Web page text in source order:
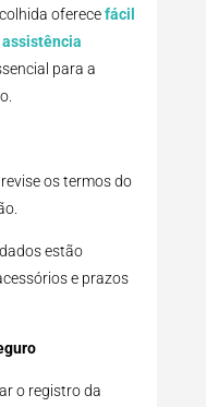
oferecefácil
assistência
para a
os termos do
estão
e prazos
o registro da